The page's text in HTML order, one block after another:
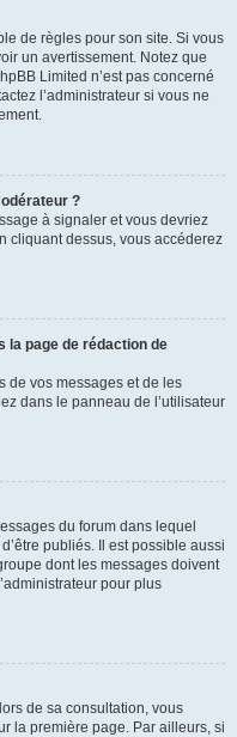
de règles pour son site. Si vous
un avertissement. Notez que
Limited n’est pas concerné
l’administrateur si vous ne
?
à signaler et vous devriez
cliquant dessus, vous accéderez
la page de rédaction de
de vos messages et de les
dans le panneau de l’utilisateur
du forum dans lequel
publiés. Il est possible aussi
dont les messages doivent
pour plus
de sa consultation, vous
la première page. Par ailleurs, si